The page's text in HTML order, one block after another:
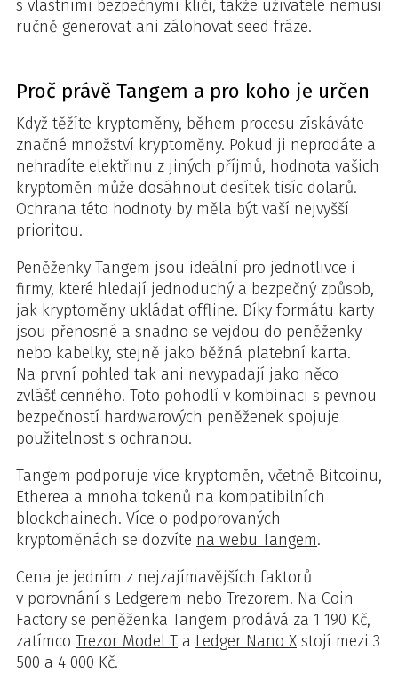
s vlastními bezpečnými klíči, takže uživatelé nemusí
ručně generovat ani zálohovat seed fráze.
Proč právě Tangem a pro koho je určen
Když těžíte kryptoměny, během procesu získáváte
značné množství kryptoměny. Pokud ji neprodáte a
nehradíte elektřinu z jiných příjmů, hodnota vašich
kryptoměn může dosáhnout desítek tisíc dolarů.
Ochrana této hodnoty by měla být vaší nejvyšší
prioritou.
Peněženky Tangem jsou ideální pro jednotlivce i
firmy, které hledají jednoduchý a bezpečný způsob,
jak kryptoměny ukládat offline. Díky formátu karty
jsou přenosné a snadno se vejdou do peněženky
nebo kabelky, stejně jako běžná platební karta.
Na první pohled tak ani nevypadají jako něco
zvlášť cenného. Toto pohodlí v kombinaci s pevnou
bezpečností hardwarových peněženek spojuje
použitelnost s ochranou.
Tangem podporuje více kryptoměn, včetně Bitcoinu,
Etherea a mnoha tokenů na kompatibilních
blockchainech. Více o podporovaných
kryptoměnách se dozvíte na webu Tangem.
Cena je jedním z nejzajímavějších faktorů
v porovnání s Ledgerem nebo Trezorem. Na Coin
Factory se peněženka Tangem prodává za 1 190 Kč,
zatímco Trezor Model T a Ledger Nano X stojí mezi 3
500 a 4 000 Kč.